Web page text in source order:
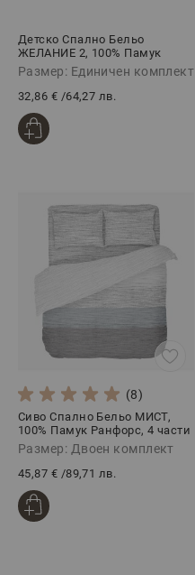
Детско Спално Бельо
ЖЕЛАНИЕ 2, 100% Памук
Ранфорс, 3 части
Размер: Единичен комплект
32,86 € /64,27 лв.
(8)
Сиво Спално Бельо МИСТ,
100% Памук Ранфорс, 4 части
Размер: Двоен комплект
45,87 € /89,71 лв.